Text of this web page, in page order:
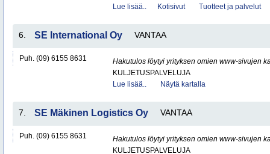
Lue lisää..
Kotisivut Tuotteet ja palvelut
6. SE International Oy VANTAA
Puh. (09) 6155 8631
Hakutulos löytyi yrityksen omien www-sivujen
KULJETUSPALVELUJA
Lue lisää..
Näytä kartalla
7. SE Mäkinen Logistics Oy VANTAA
Puh. (09) 6155 8631
Hakutulos löytyi yrityksen omien www-sivujen
KULJETUSPALVELUJA